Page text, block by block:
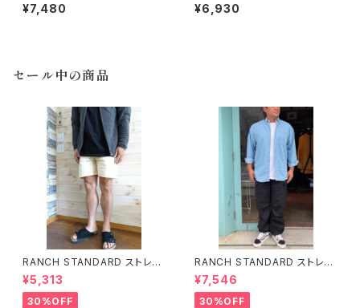
Black メイプル
¥7,480
S/S（Venice） Ash メイプル
¥6,930
セール中の商品
RANCH STANDARD ストレッ
チライトツイルベイカーショーツ
ランチスタンダード ECRU
¥5,313
30%OFF
RANCH STANDARD ストレッ
チツイルM-51トラウザー ランチ
スタンダード BLACK
¥7,546
30%OFF